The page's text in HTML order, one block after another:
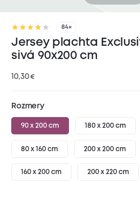
84×
Jersey plachta
sivá 90x200 cm
10,30€
Rozmery
90 x 200 cm 180 x 200 cm
80 x 160 cm 200 x 200 cm
160 x 200 cm 200 x 220 cm